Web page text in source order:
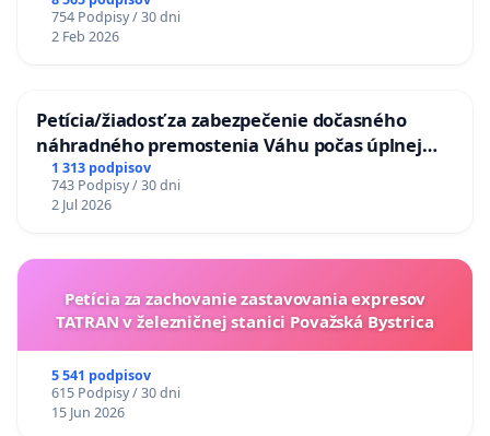
754 Podpisy / 30 dni
2 Feb 2026
Petícia/žiadosť za zabezpečenie dočasného
náhradného premostenia Váhu počas úplnej
uzávery Vážskeho mosta v Komárne
1 313 podpisov
743 Podpisy / 30 dni
2 Jul 2026
Petícia za zachovanie zastavovania expresov
TATRAN v železničnej stanici Považská Bystrica
5 541 podpisov
615 Podpisy / 30 dni
15 Jun 2026